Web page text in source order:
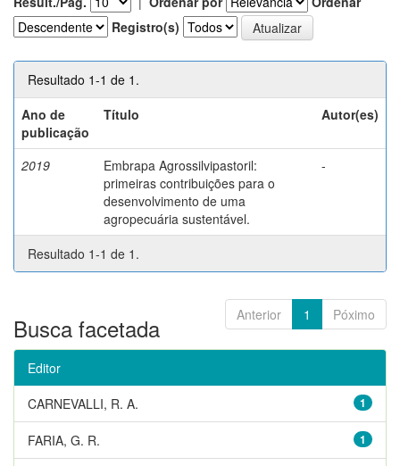
Registro(s)
Resultado 1-1 de 1.
Ano de
publicação
Título Autor(es)
2019
Embrapa Agrossilvipastoril:
primeiras contribuições para o
desenvolvimento de uma
agropecuária sustentável.
-
Resultado 1-1 de 1.
Anterior 1 Póximo
Busca facetada
Editor
1
CARNEVALLI, R. A.
1
FARIA, G. R.